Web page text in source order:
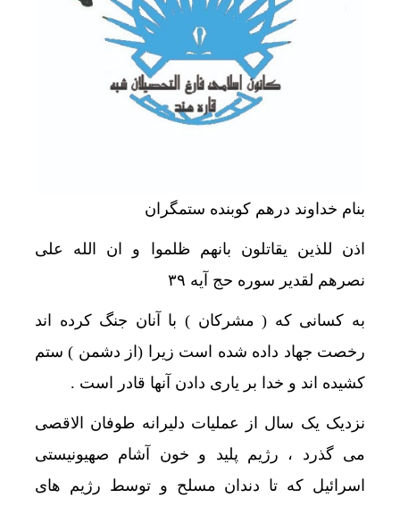
بنام خداوند درهم کوبنده ستمگران
اذن للذین یقاتلون بانهم ظلموا و ان الله علی
نصرهم لقدیر سوره حج آیه ۳۹
به کسانی که ( مشرکان ) با آنان جنگ کرده اند
رخصت جهاد داده شده است زیرا (از دشمن ) ستم
کشیده اند و خدا بر یاری دادن آنها قادر است .
نزدیک یک سال از عملیات دلیرانه طوفان الاقصی
می گذرد ، رژیم پلید و خون آشام صهیونیستی
اسرائیل که تا دندان مسلح و توسط رژیم های